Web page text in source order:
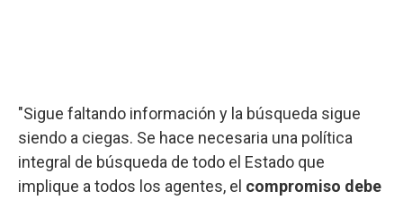
"Sigue faltando información y la búsqueda sigue
siendo a ciegas. Se hace necesaria una política
integral de búsqueda de todo el Estado que
implique a todos los agentes, el compromiso debe